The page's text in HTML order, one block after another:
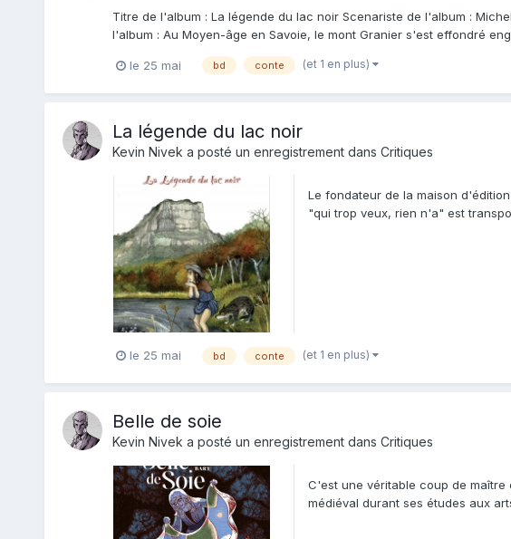
Titre de l'album : La légende du lac noir Scenariste de l'album :
l'album : Au Moyen-âge en Savoie, le mont Granier s'est effondré
le 25 mai bd conte (et 1 en plus)
La légende du lac noir
Kevin Nivek a posté un enregistrement dans Critiques
Le fondateur de la maison
"qui trop veux, rien n'a" est
le 25 mai bd conte (et 1 en plus)
Belle de soie
Kevin Nivek a posté un enregistrement dans Critiques
C'est une véritable coup de maître
médiéval durant ses études aux